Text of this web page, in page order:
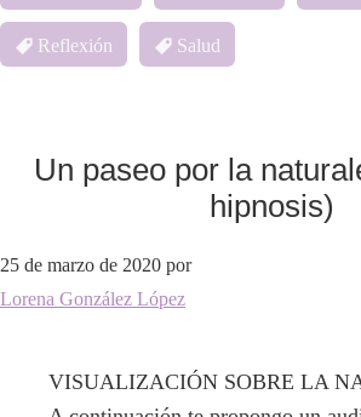
Reflexión Salud
Un paseo por la
hipnosis)
25 de marzo de 2020 por
Lorena González López
VISUALIZACIÓN SOBRE LA